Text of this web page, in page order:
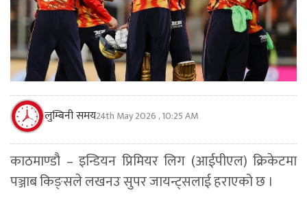
लुम्बिनी समय24th May 2026 , 10:25 AM
काठमाण्डौ – इन्डियन प्रिमियर लिग (आईपीएल) क्रिकेटमा
पञ्जाब किङ्सले लखनउ सुपर जायन्ट्सलाई हराएको छ ।